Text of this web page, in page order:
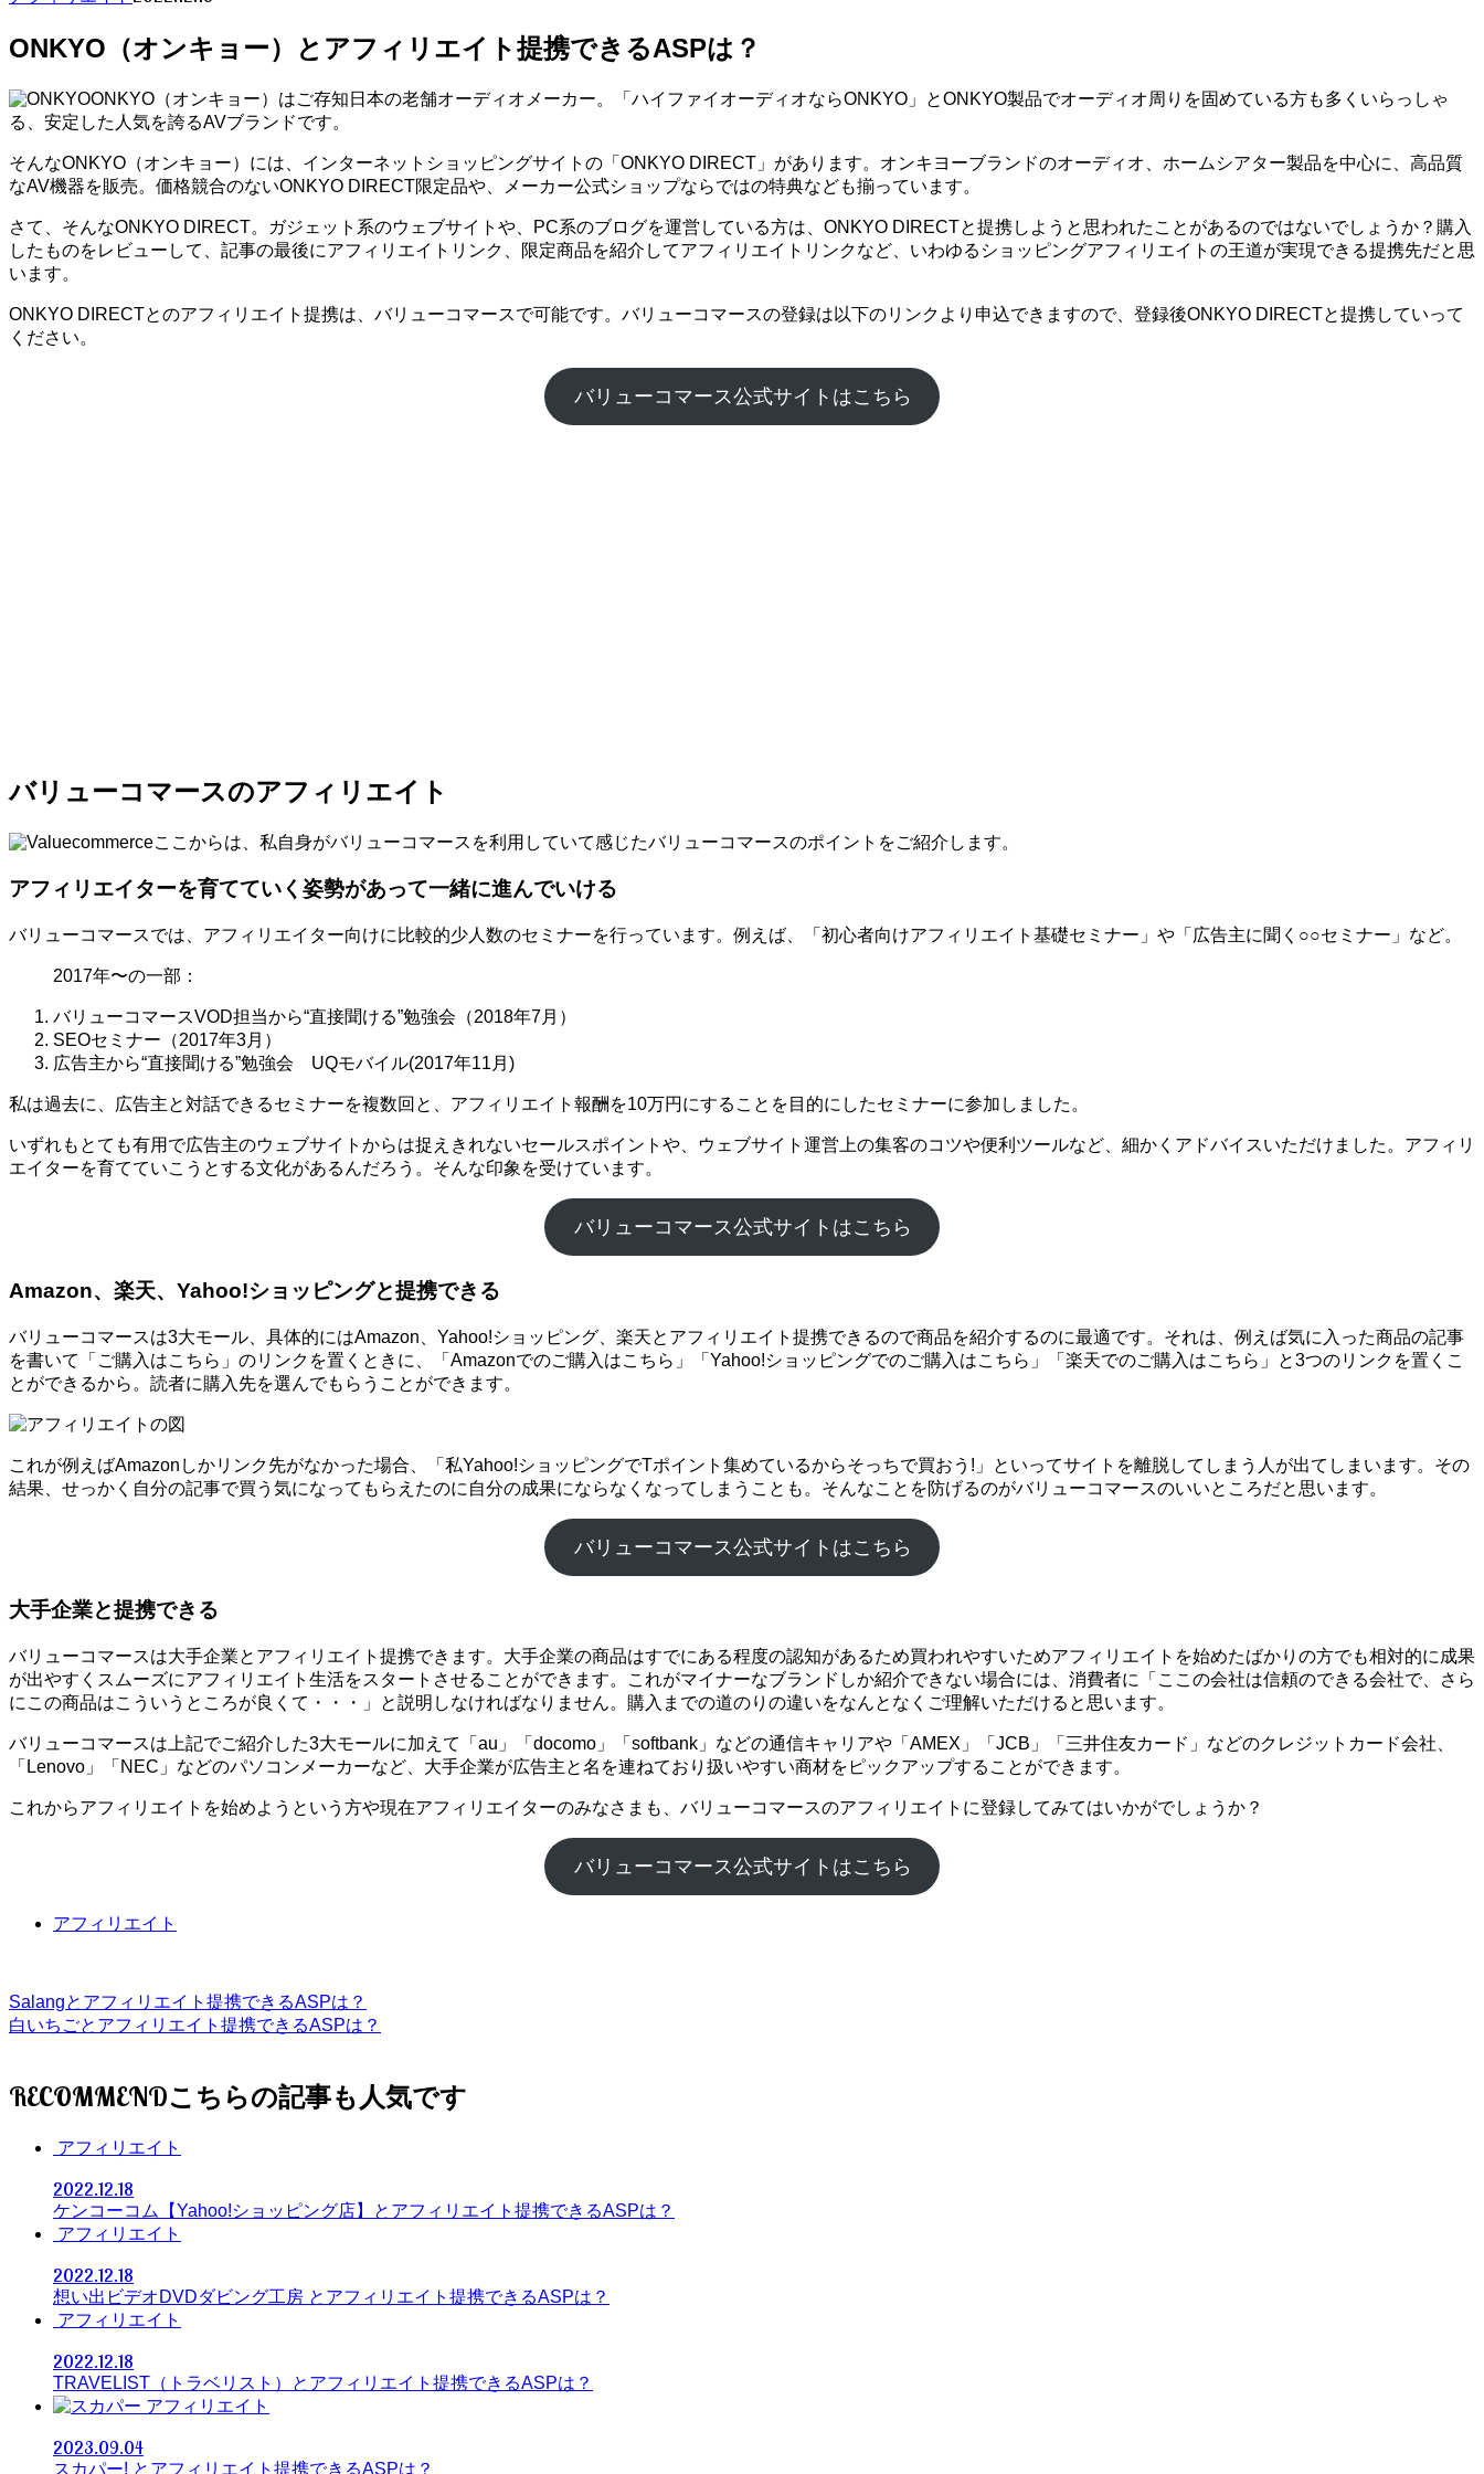
ONKYO（オンキョー）とアフィリエイト提携できるASPは？
ONKYO（オンキョー）はご存知日本の老舗オーディオメーカー。「ハイファイオーディオならONKYO」とONKYO製品でオーディオ周りを固めている方も多くいらっしゃ
る、安定した人気を誇るAVブランドです。
そんなONKYO（オンキョー）には、インターネットショッピングサイトの「ONKYO DIRECT」があります。オンキヨーブランドのオーディオ、ホームシアター製品を中心に、高品質
なAV機器を販売。価格競合のないONKYO DIRECT限定品や、メーカー公式ショップならではの特典なども揃っています。
さて、そんなONKYO DIRECT。ガジェット系のウェブサイトや、PC系のブログを運営している方は、ONKYO DIRECTと提携しようと思われたことがあるのではないでしょうか？購入
したものをレビューして、記事の最後にアフィリエイトリンク、限定商品を紹介してアフィリエイトリンクなど、いわゆるショッピングアフィリエイトの王道が実現できる提携先だと思
います。
ONKYO DIRECTとのアフィリエイト提携は、バリューコマースで可能です。バリューコマースの登録は以下のリンクより申込できますので、登録後ONKYO DIRECTと提携していって
ください。
バリューコマース公式サイトはこちら
バリューコマースのアフィリエイト
ここからは、私自身がバリューコマースを利用していて感じたバリューコマースのポイントをご紹介します。
アフィリエイターを育てていく姿勢があって一緒に進んでいける
バリューコマースでは、アフィリエイター向けに比較的少人数のセミナーを行っています。例えば、「初心者向けアフィリエイト基礎セミナー」や「広告主に聞く○○セミナー」など。
2017年〜の一部：
バリューコマースVOD担当から“直接聞ける”勉強会（2018年7月）
SEOセミナー（2017年3月）
広告主から“直接聞ける”勉強会 UQモバイル(2017年11月)
私は過去に、広告主と対話できるセミナーを複数回と、アフィリエイト報酬を10万円にすることを目的にしたセミナーに参加しました。
いずれもとても有用で広告主のウェブサイトからは捉えきれないセールスポイントや、ウェブサイト運営上の集客のコツや便利ツールなど、細かくアドバイスいただけました。アフィリ
エイターを育てていこうとする文化があるんだろう。そんな印象を受けています。
バリューコマース公式サイトはこちら
Amazon、楽天、Yahoo!ショッピングと提携できる
バリューコマースは3大モール、具体的にはAmazon、Yahoo!ショッピング、楽天とアフィリエイト提携できるので商品を紹介するのに最適です。それは、例えば気に入った商品の記事
を書いて「ご購入はこちら」のリンクを置くときに、「Amazonでのご購入はこちら」「Yahoo!ショッピングでのご購入はこちら」「楽天でのご購入はこちら」と3つのリンクを置くこ
とができるから。読者に購入先を選んでもらうことができます。
これが例えばAmazonしかリンク先がなかった場合、「私Yahoo!ショッピングでTポイント集めているからそっちで買おう!」といってサイトを離脱してしまう人が出てしまいます。その
結果、せっかく自分の記事で買う気になってもらえたのに自分の成果にならなくなってしまうことも。そんなことを防げるのがバリューコマースのいいところだと思います。
バリューコマース公式サイトはこちら
大手企業と提携できる
バリューコマースは大手企業とアフィリエイト提携できます。大手企業の商品はすでにある程度の認知があるため買われやすいためアフィリエイトを始めたばかりの方でも相対的に成果
が出やすくスムーズにアフィリエイト生活をスタートさせることができます。これがマイナーなブランドしか紹介できない場合には、消費者に「ここの会社は信頼のできる会社で、さら
にこの商品はこういうところが良くて・・・」と説明しなければなりません。購入までの道のりの違いをなんとなくご理解いただけると思います。
バリューコマースは上記でご紹介した3大モールに加えて「au」「docomo」「softbank」などの通信キャリアや「AMEX」「JCB」「三井住友カード」などのクレジットカード会社、
「Lenovo」「NEC」などのパソコンメーカーなど、大手企業が広告主と名を連ねており扱いやすい商材をピックアップすることができます。
これからアフィリエイトを始めようという方や現在アフィリエイターのみなさまも、バリューコマースのアフィリエイトに登録してみてはいかがでしょうか？
バリューコマース公式サイトはこちら
アフィリエイト
Salangとアフィリエイト提携できるASPは？
白いちごとアフィリエイト提携できるASPは？
RECOMMEND
アフィリエイト
2022.12.18
ケンコーコム【Yahoo!ショッピング店】とアフィリエイト提携できるASPは？
アフィリエイト
2022.12.18
想い出ビデオDVDダビング工房 とアフィリエイト提携できるASPは？
アフィリエイト
2022.12.18
TRAVELIST（トラベリスト）とアフィリエイト提携できるASPは？
アフィリエイト
2023.09.04
スカパー! とアフィリエイト提携できるASPは？